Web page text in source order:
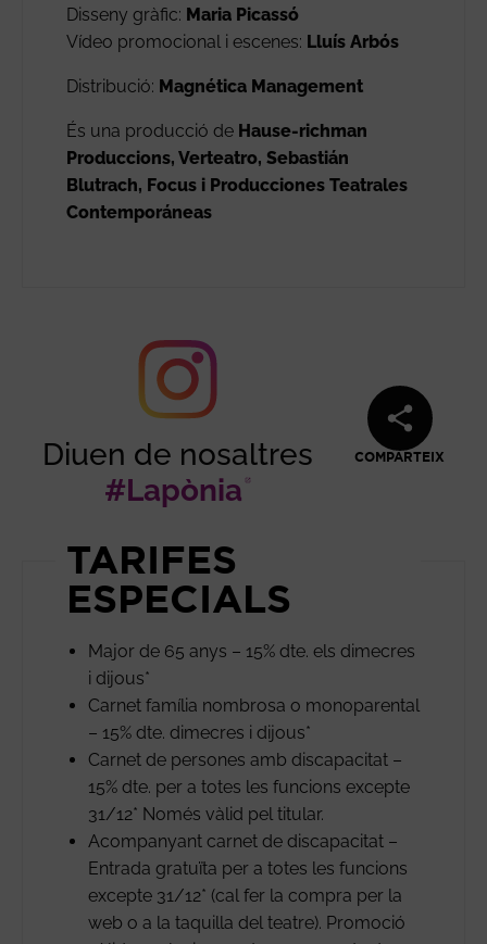
Disseny gràfic: Maria Picassó
Vídeo promocional i escenes: Lluís Arbós
Distribució: Magnética Management
És una producció de Hause-richman
Produccions, Verteatro, Sebastián
Blutrach, Focus i Producciones Teatrales
Contemporáneas
Diuen de nosaltres
#Lapònia
COMPARTEIX
TARIFES
ESPECIALS
Major de 65 anys – 15% dte. els dimecres
i dijous*
Carnet família nombrosa o monoparental
– 15% dte. dimecres i dijous*
Carnet de persones amb discapacitat –
15% dte. per a totes les funcions excepte
31/12* Només vàlid pel titular.
Acompanyant carnet de discapacitat –
Entrada gratuïta per a totes les funcions
excepte 31/12* (cal fer la compra per la
web o a la taquilla del teatre). Promoció